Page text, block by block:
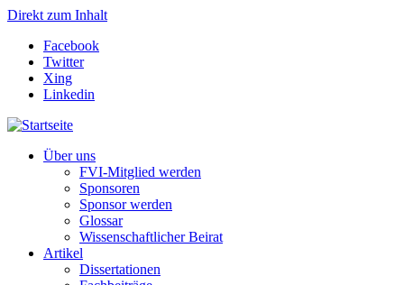
Direkt zum Inhalt
Facebook
Twitter
Xing
Linkedin
Über uns
FVI-Mitglied werden
Sponsoren
Sponsor werden
Glossar
Wissenschaftlicher Beirat
Artikel
Dissertationen